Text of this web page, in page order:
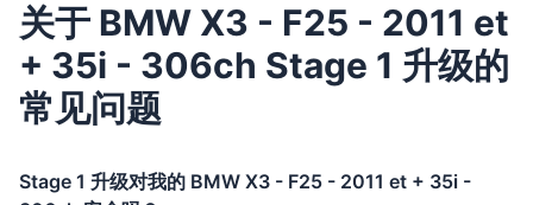
关于 BMW X3 - F25 - 2011 et
+ 35i - 306ch Stage 1 升级的
常见问题
Stage 1 升级对我的 BMW X3 - F25 - 2011 et + 35i -